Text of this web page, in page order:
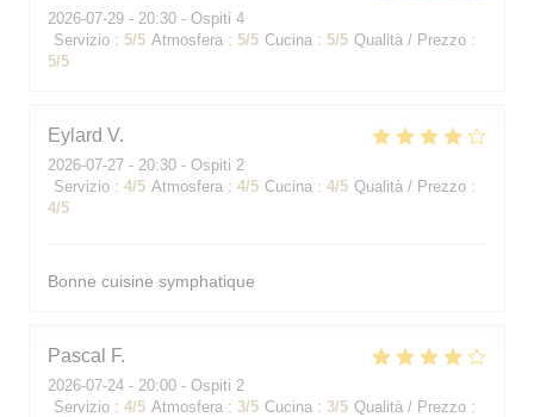
2026-07-29 - 20:30 - Ospiti 4
Servizio : 5/5 Atmosfera : 5/5 Cucina : 5/5 Qualità / Prezzo :
5/5
Eylard V
2026-07-27 - 20:30 - Ospiti 2
Servizio : 4/5 Atmosfera : 4/5 Cucina : 4/5 Qualità / Prezzo :
4/5
Bonne cuisine symphatique
Pascal F
2026-07-24 - 20:00 - Ospiti 2
Servizio : 4/5 Atmosfera : 3/5 Cucina : 3/5 Qualità / Prezzo :